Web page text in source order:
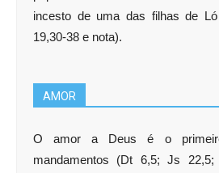
incesto de uma das filhas de
19,30-38 e nota).
AMOR
O amor a Deus é o
mandamentos (Dt 6,5; Js